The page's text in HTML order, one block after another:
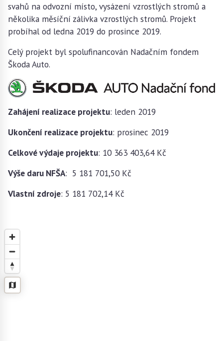
svahů na odvozní místo, vysázení vzrostlých stromů a
několika měsíční zálivka vzrostlých stromů. Projekt
probíhal od ledna 2019 do prosince 2019.
Celý projekt byl spolufinancován Nadačním fondem
Škoda Auto.
Zahájení realizace projektu: leden 2019
Ukončení realizace projektu: prosinec 2019
Celkové výdaje projektu: 10 363 403,64 Kč
Výše daru NFŠA: 5 181 701,50 Kč
Vlastní zdroje: 5 181 702,14 Kč